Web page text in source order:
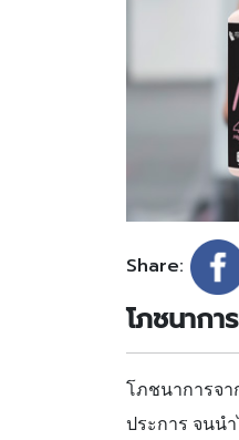
Share:
โภชนาก
โภชนาการจา
ประการ จนน